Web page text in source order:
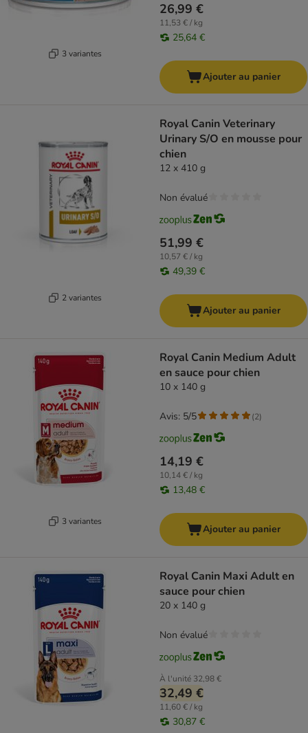
3 variantes
26,99 €
11,53 € / kg
25,64 €
Ajouter au panier
2 variantes
Royal Canin Veterinary
Urinary S/O en mousse pour
chien
12 x 410 g
51,99 €
10,57 € / kg
49,39 €
Non évalué
Ajouter au panier
3 variantes
Royal Canin Medium Adult
en sauce pour chien
10 x 140 g
14,19 €
10,14 € / kg
13,48 €
Avis: 5/5 (2)
Ajouter au panier
Royal Canin Maxi Adult en
sauce pour chien
20 x 140 g
À l'unité 32,98 €
32,49 €
11,60 € / kg
30,87 €
Non évalué